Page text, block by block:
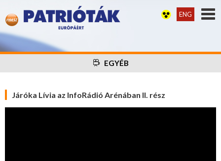
ENG
EGYÉB
Járóka Lívia az InfoRádió Arénában II. rész